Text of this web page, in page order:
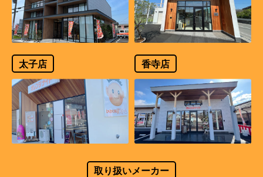
太子店 香寺店
取り扱いメーカー